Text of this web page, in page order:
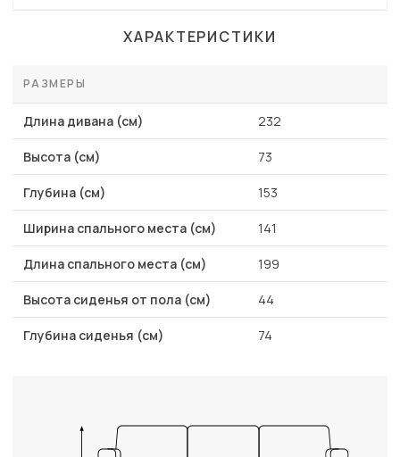
ХАРАКТЕРИСТИКИ
РАЗМЕРЫ
Длина дивана (см) 232
Высота (см) 73
Глубина (см) 153
Ширина спального места (см) 141
Длина спального места (см) 199
Высота сиденья от пола (см) 44
Глубина сиденья (см) 74